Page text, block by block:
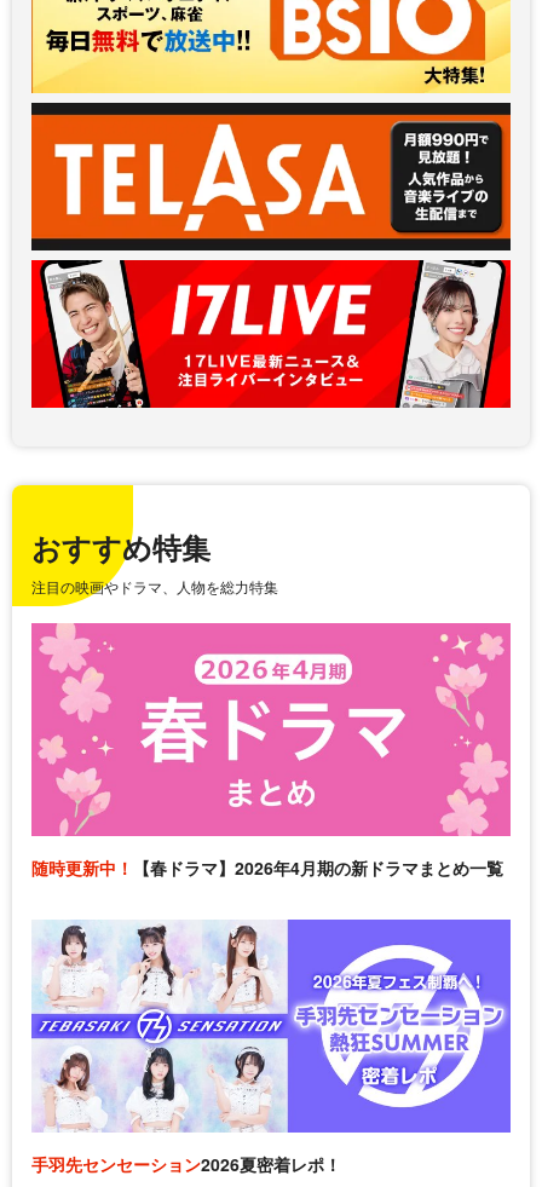
おすすめ特集
注目の映画やドラマ、人物を総力特集
随時更新中！ 【春ドラマ】2026年4月期の新ドラマまとめ一覧
手羽先センセーション2026夏密着レポ！